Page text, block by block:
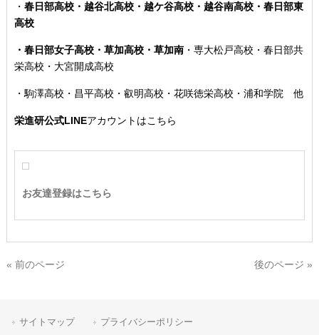
・ 春日部高校・越谷北高校・越ケ谷高校・越谷南高校・春日部東
高校
・春日部女子高校・草加高校・草加南・専大松戸高校 ・春日部共
栄高校・大宮開成高校
・駒澤高校・昌平高校・叡明高校・花咲徳栄高校・浦和学院 他
栄進研公式LINEアカウントはこちら
お友達登録はこちら
« 前のページ 後のページ »
サイトマップ プライバシーポリシー